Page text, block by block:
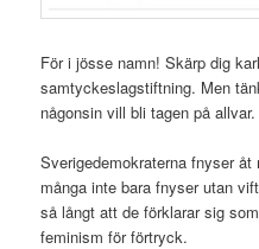
För i jösse namn! Skärp dig
samtyckeslagstiftning. Men
någonsin vill bli tagen på allvar.
Sverigedemokraterna fnyser
många inte bara fnyser utan
så långt att de förklarar sig
feminism för förtryck.